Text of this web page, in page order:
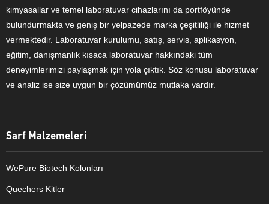
kimyasallar ve temel laboratuvar cihazlarını da portföyünde
bulundurmakta ve geniş bir yelpazede marka çeşitliliği ile hizmet
vermektedir. Laboratuvar kurulumu, satış, servis, aplikasyon,
eğitim, danışmanlık kısaca laboratuvar hakkındaki tüm
deneyimlerimizi paylaşmak için yola çıktık. Söz konusu laboratuvar
ve analiz ise size uygun bir çözümümüz mutlaka vardır.
Sarf Malzemeleri
WePure Biotech Kolonları
Quechers Kitler